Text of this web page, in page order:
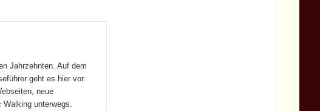
Jahrzehnten. Auf dem
geht es hier vor
neue
unterwegs.